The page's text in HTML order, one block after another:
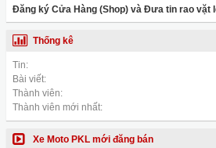
Đăng ký Cửa Hàng (Shop) và Đưa tin rao vặt
Thống kê
Tin:
Bài viết:
Thành viên:
Thành viên mới nhất:
Xe Moto PKL mới đăng bán